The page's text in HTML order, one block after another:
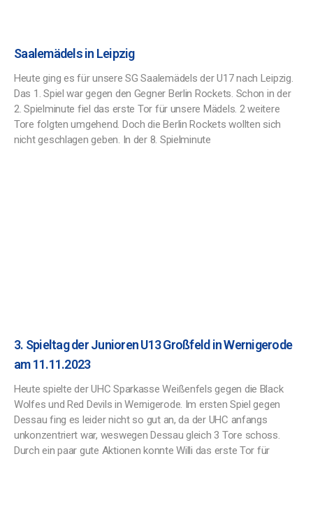
Saalemädels in Leipzig
Heute ging es für unsere SG Saalemädels der U17 nach Leipzig.
Das 1. Spiel war gegen den Gegner Berlin Rockets. Schon in der
2. Spielminute fiel das erste Tor für unsere Mädels. 2 weitere
Tore folgten umgehend. Doch die Berlin Rockets wollten sich
nicht geschlagen geben. In der 8. Spielminute
3. Spieltag der Junioren U13 Großfeld in Wernigerode
am 11.11.2023
Heute spielte der UHC Sparkasse Weißenfels gegen die Black
Wolfes und Red Devils in Wernigerode. Im ersten Spiel gegen
Dessau fing es leider nicht so gut an, da der UHC anfangs
unkonzentriert war, weswegen Dessau gleich 3 Tore schoss.
Durch ein paar gute Aktionen konnte Willi das erste Tor für